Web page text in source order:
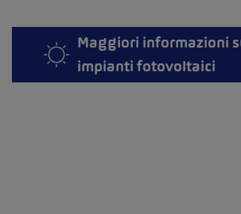
Maggiori informazioni
impianti fotovoltaici